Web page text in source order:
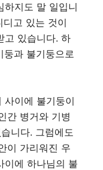
하지도 말 일입니
고 있는 것이
고 있습니다. 하
둥과 불기둥으로
사이에 불기둥이
간 병거와 기병
니다. 그럼에도
이 가리워진 우
이에 하나님의 불